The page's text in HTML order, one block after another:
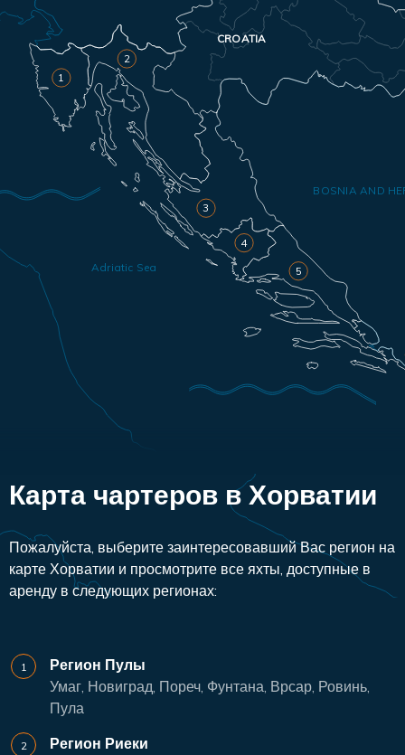
BOSNIA AND
Adriatic Sea
1
2
3
4
5
CROATIA
Карта чартеров в Хорватии
Пожалуйста, выберите заинтересовавший Вас регион на
карте Хорватии и просмотрите все яхты, доступные в
аренду в следующих регионах:
Регион Пулы
Умаг, Новиград, Пореч, Фунтана, Врсар, Ровинь,
Пула
Регион Риеки